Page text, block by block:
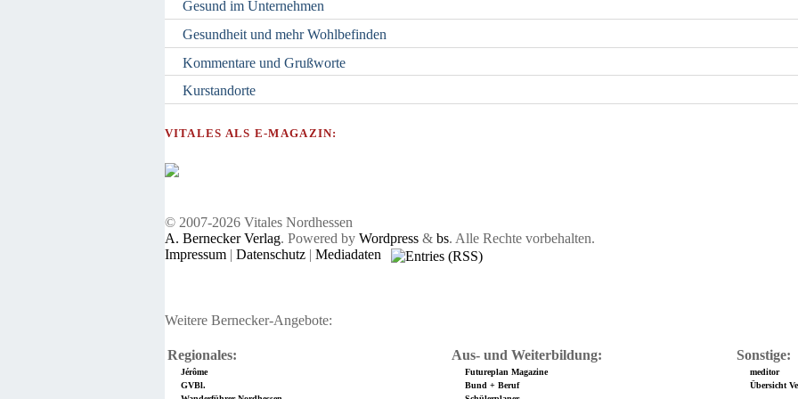
Gesund im Unternehmen
Gesundheit und mehr Wohlbefinden
Kommentare und Grußworte
Kurstandorte
VITALES ALS E-MAGAZIN:
© 2007-2026 Vitales Nordhessen
A. Bernecker Verlag. Powered by Wordpress& bs. Alle Rechte vorbehalten.
Impressum| Datenschutz| Mediadaten
Weitere Bernecker-Angebote:
Regionales: Aus- und Weiterbildung: Sonstige:
Jérôme Futureplan Magazine
meditor
GVBl.
Bund + Beruf
Übersicht